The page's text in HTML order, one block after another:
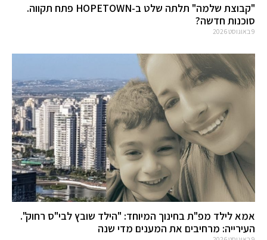
"קבוצת שלמה" תלתה שלט ב-HOPETOWN פתח תקווה.
סוכנות חדשה?
9 באוגוסט 2026
אמא לילד מפ"ת בחינוך המיוחד: "הילד שובץ לבי"ס רחוק".
העירייה: מרחיבים את המענים מדי שנה